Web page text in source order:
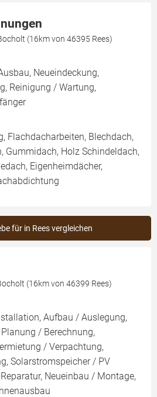
(16km von 46395 Rees)
Neueindeckung,
Reinigung / Wartung,
Flachdacharbeiten, Blechdach,
Gummidach, Holz Schindeldach,
Eigenheimdächer,
für in Rees vergleichen
(16km von 46399 Rees)
Aufbau / Auslegung,
/ Berechnung,
/ Verpachtung,
Solarstromspeicher / PV
Neueinbau / Montage,